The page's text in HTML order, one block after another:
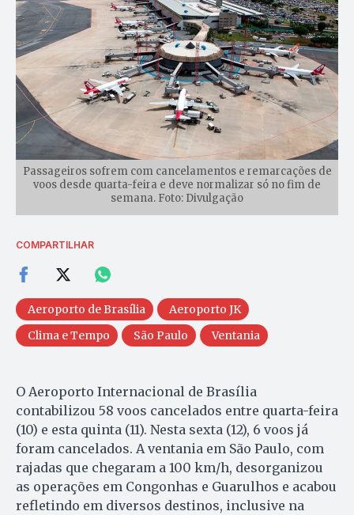
Passageiros sofrem com cancelamentos e remarcações de
voos desde quarta-feira e deve normalizar só no fim de
semana. Foto: Divulgação
COMPARTILHAR
Aeroporto de Brasília
Aeroporto JK
Clima e Tempo
São Paulo Ventania
O Aeroporto Internacional de Brasília
contabilizou 58 voos cancelados entre quarta-feira
(10) e esta quinta (11). Nesta sexta (12), 6 voos já
foram cancelados. A ventania em São Paulo, com
rajadas que chegaram a 100 km/h, desorganizou
as operações em Congonhas e Guarulhos e acabou
refletindo em diversos destinos, inclusive na